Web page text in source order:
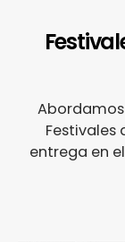
Festivales
entrega en